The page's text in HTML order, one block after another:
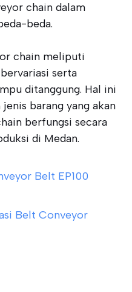
chain dalam
beda.
chain meliputi
serta
ditanggung. Hal ini
barang yang akan
berfungsi secara
di Medan.
Belt EP100
Belt Conveyor